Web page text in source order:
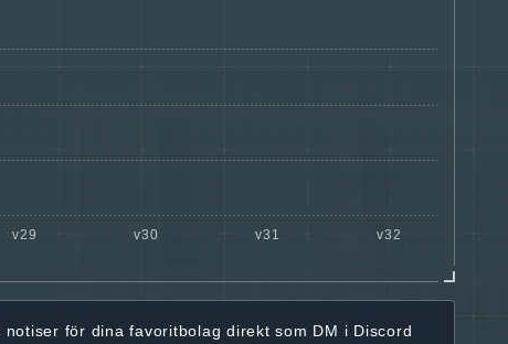
notiser för dina favoritbolag direkt som DM i Discord